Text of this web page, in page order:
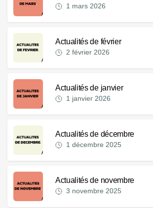
1 mars 2026
Actualités de février
2 février 2026
Actualités de janvier
1 janvier 2026
Actualités de décembre
1 décembre 2025
Actualités de novembre
3 novembre 2025